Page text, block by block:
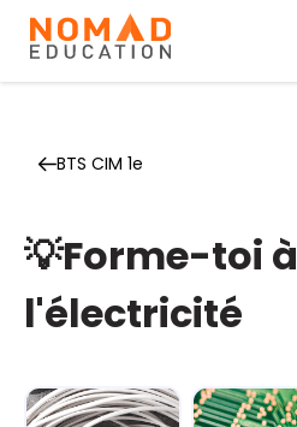
BTS CIM 1e
💡Forme-toi à
l'électricité